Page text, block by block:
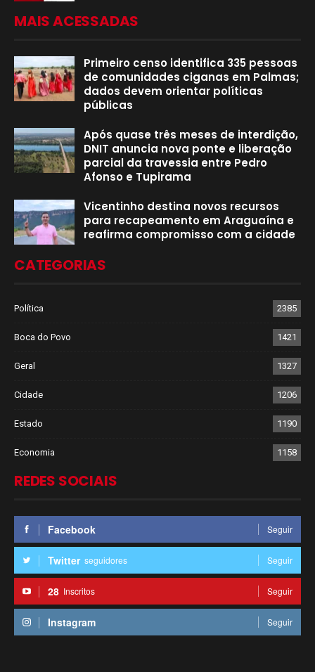
MAIS ACESSADAS
Primeiro censo identifica 335 pessoas
de comunidades ciganas em Palmas;
dados devem orientar políticas
públicas
Após quase três meses de interdição,
DNIT anuncia nova ponte e liberação
parcial da travessia entre Pedro
Afonso e Tupirama
Vicentinho destina novos recursos
para recapeamento em Araguaína e
reafirma compromisso com a cidade
CATEGORIAS
Política 2385
Boca do Povo 1421
Geral 1327
Cidade 1206
Estado 1190
Economia 1158
REDES SOCIAIS
Facebook Seguir
Twitter seguidores Seguir
28 Inscritos Seguir
Instagram Seguir